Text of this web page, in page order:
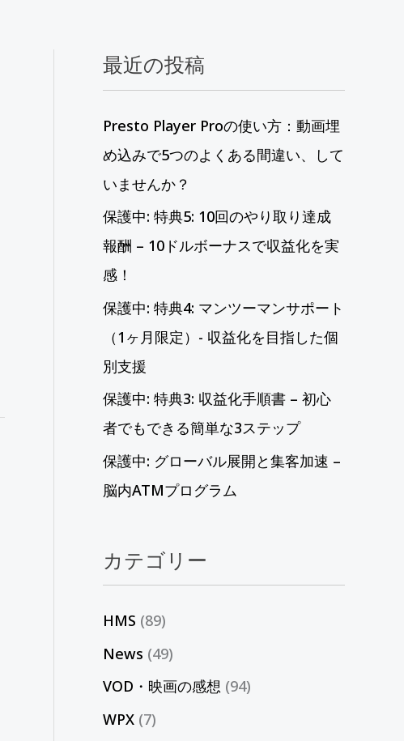
最近の投稿
Presto Player Proの使い方：動画埋
め込みで5つのよくある間違い、して
いませんか？
保護中: 特典5: 10回のやり取り達成
報酬 – 10ドルボーナスで収益化を実
感！
保護中: 特典4: マンツーマンサポート
（1ヶ月限定）- 収益化を目指した個
別支援
保護中: 特典3: 収益化手順書 – 初心
者でもできる簡単な3ステップ
保護中: グローバル展開と集客加速 –
脳内ATMプログラム
カテゴリー
HMS (89)
News (49)
VOD・映画の感想 (94)
WPX (7)